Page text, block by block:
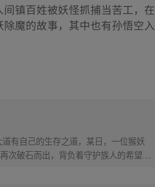
镇百姓被妖怪抓捕当苦工，在
魔的故事，其中也有孙悟空入
有自己的生存之道，某日，一位猴妖
次破石而出，背负着守护族人的希望和